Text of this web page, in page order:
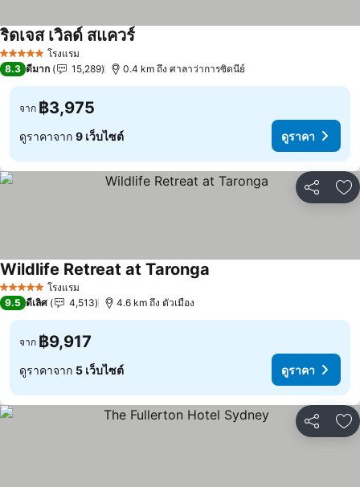
5 ดาว โรงแรม
ริดเจส เวิลด์ สแควร์
8.3 ดีมาก 15,289 0.4 km ถึง ศาลาว่าการซิดนีย์
จาก ฿3,975
ดูราคาจาก 9 เว็บไซต์ ดูราคา
แชร์ เ
5 ดาว โรงแรม
Wildlife Retreat at Taronga
9.5 ดีเลิศ 4,513 4.6 km ถึง ตัวเมือง
จาก ฿9,917
ดูราคาจาก 5 เว็บไซต์ ดูราคา
แชร์ เ